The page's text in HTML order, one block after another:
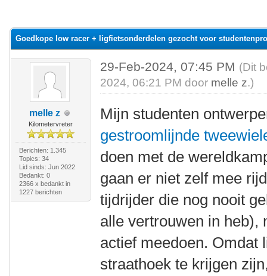
Goedkope low racer + ligfietsonderdelen gezocht voor
melle z
Kilometervreter
Berichten: 1.345
Topics: 34
Lid sinds: Jun 2022
Bedankt: 0
2366 x bedankt in
1227 berichten
29-Feb-2024, 07:45 PM (Dit
2024, 06:21 PM door melle z.)
Mijn studenten
gestroomlijnde
doen met de
gaan er niet zelf mee
tijdrijder die nog nooit
alle vertrouwen in heb),
actief meedoen. Omdat
straathoek te krijgen